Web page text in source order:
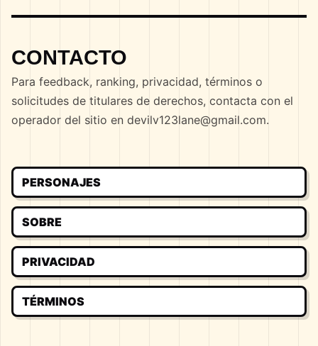
CONTACTO
Para feedback, ranking, privacidad, términos o
solicitudes de titulares de derechos, contacta con el
operador del sitio en devilv123lane@gmail.com.
PERSONAJES
SOBRE
PRIVACIDAD
TÉRMINOS